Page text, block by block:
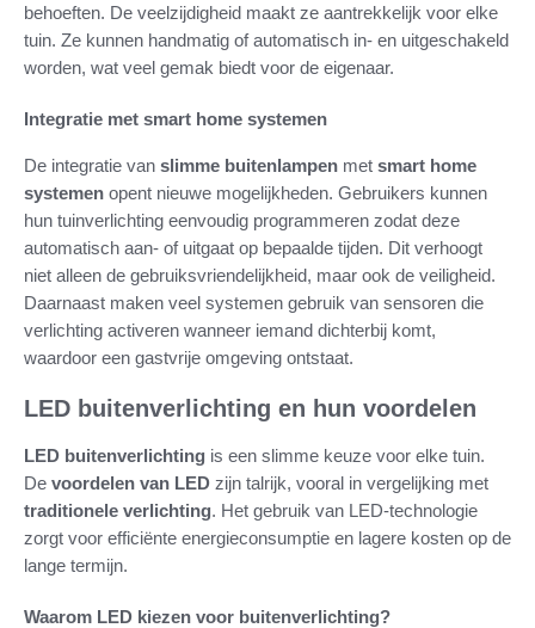
behoeften. De veelzijdigheid maakt ze aantrekkelijk voor elke
tuin. Ze kunnen handmatig of automatisch in- en uitgeschakeld
worden, wat veel gemak biedt voor de eigenaar.
Integratie met smart home systemen
De integratie van slimme buitenlampen met smart home
systemen opent nieuwe mogelijkheden. Gebruikers kunnen
hun tuinverlichting eenvoudig programmeren zodat deze
automatisch aan- of uitgaat op bepaalde tijden. Dit verhoogt
niet alleen de gebruiksvriendelijkheid, maar ook de veiligheid.
Daarnaast maken veel systemen gebruik van sensoren die
verlichting activeren wanneer iemand dichterbij komt,
waardoor een gastvrije omgeving ontstaat.
LED buitenverlichting en hun voordelen
LED buitenverlichting is een slimme keuze voor elke tuin.
De voordelen van LED zijn talrijk, vooral in vergelijking met
traditionele verlichting. Het gebruik van LED-technologie
zorgt voor efficiënte energieconsumptie en lagere kosten op de
lange termijn.
Waarom LED kiezen voor buitenverlichting?